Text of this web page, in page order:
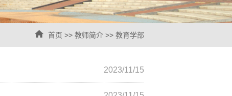
首页 >> 教师简介 >> 教育学部
2023/11/15